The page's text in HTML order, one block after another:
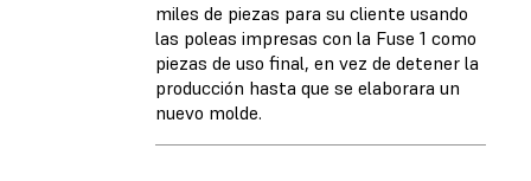
miles de piezas para su cliente usando
las poleas impresas con la Fuse 1 como
piezas de uso final, en vez de detener la
producción hasta que se elaborara un
nuevo molde.